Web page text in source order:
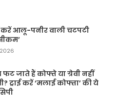
करें आलू-पनीर वाली चटपटी
जाते हैं कोफ्ते या ग्रेवी नहीं
ट्राई करें ‘मलाई कोफ्ता’ की ये